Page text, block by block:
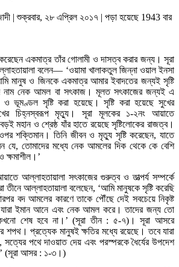
| শুক্রবার, ২৮ এপ্রিল ২০১৭ | পড়া হয়েছে 1943 বার
করেছেন একমাত্র তাঁর গোলামী ও দাসত্ব করার জন্য। সূরা
বলেন— ‘ওয়ামা খালাকতুল জিন্না ওয়াল ইনসা
মানুষ ও জিনকে একমাত্র আমার ইবাদতের জন্যই সৃষ্টি
নাম নেক আমল বা সৎকাজ। মূলত সৎকাজের জন্যই এ
ভূমণ্ডল সৃষ্টি করা হয়েছে। সৃষ্টি করা হয়েছে সুখের
চিহ্নস্বরূপ মৃত্যু। সূরা মূলকের ১-২নং আয়াতে
মহান ও শ্রেষ্ঠ যাঁর হাতে রয়েছে সৃষ্টিলোকের রাজত্ব।
শক্তিমান। তিনি জীবন ও মৃত্যু সৃষ্টি করেছেন, যাতে
যে, তোমাদের মধ্যে নেক আমলের দিক থেকে কে বেশি
ক্ষমাশীল।’
আল্লাহতায়ালা সৎকাজের গুরুত্ব ও তাত্পর্য সম্পর্কে
আল্লাহতায়ালা বলেছেন, ‘আমি মানুষকে সৃষ্টি করেছি
বদ আমলের কারণে তাকে পৌঁছে দেই সবচেয়ে নিকৃষ্ট
ইমান আনে এবং নেক আমল করে। তাদের জন্য তো
শেষ হবে না।’ (সূরা তীন : ৫-৭)। সূরা আসরে
শপথ। প্রত্যেক মানুষই ক্ষতির মধ্যে রয়েছে। তবে যারা
পথে দাওয়াত দেয় এবং পরস্পরকে ধৈর্যের উপদেশ
(সূরা আসর : ১-৩।)